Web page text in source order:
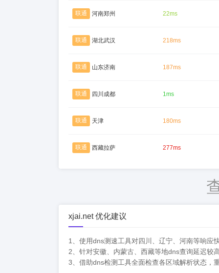
联通 河南郑州 22ms
联通 湖北武汉 218ms
联通 山东济南 187ms
联通 四川成都 1ms
联通 天津 180ms
联通 西藏拉萨 277ms
xjai.net 优化建议
1、使用dns测速工具对四川、辽宁、河南等响应
2、针对安徽、内蒙古、西藏等地dns查询延迟较
3、借助dns检测工具全面检查各区域解析状态，